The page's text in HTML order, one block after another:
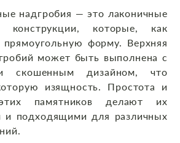
надгробия — это лаконичные
которые, как
форму. Верхняя
может быть выполнена с
скошенным дизайном, что
изящность. Простота и
этих памятников делают их
и подходящими для различных